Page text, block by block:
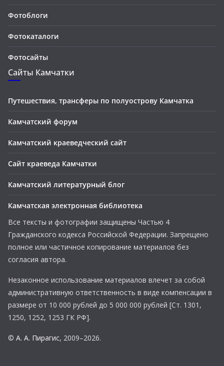
Фотоблоги
Фотокаталоги
Фотосайты
Сайты Камчатки
Путешествия, трансферы по полуострову Камчатка
Камчатский форум
Камчатский краеведческий сайт
Сайт краеведа Камчатки
Камчатский литературный блог
Камчатская электронная библиотека
Все тексты и фотографии защищены Частью 4
Гражданского кодекса Российской Федерации. Запрещено
полное или частичное копирование материалов без
согласия автора.
Незаконное использование материалов влечет за собой
административную ответственность в виде компенсации в
размере от 10 000 рублей до 5 000 000 рублей [Ст. 1301,
1250, 1252, 1253 ГК РФ].
© А. А. Пирагис, 2009–2026.